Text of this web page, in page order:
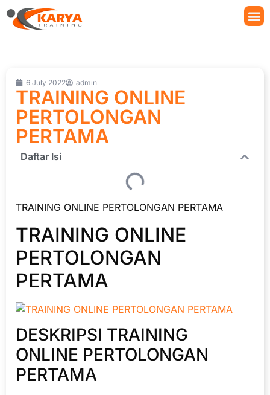
6 July 2022 admin
TRAINING ONLINE
PERTOLONGAN
PERTAMA
Daftar Isi
TRAINING ONLINE PERTOLONGAN PERTAMA
TRAINING ONLINE
PERTOLONGAN
PERTAMA
DESKRIPSI TRAINING
ONLINE PERTOLONGAN
PERTAMA